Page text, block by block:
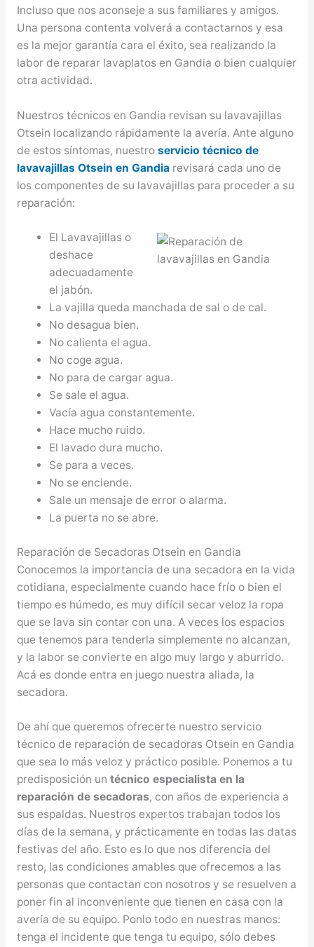
Incluso que nos aconseje a sus familiares y amigos.
Una persona contenta volverá a contactarnos y esa
es la mejor garantía cara el éxito, sea realizando la
labor de reparar lavaplatos en Gandia o bien cualquier
otra actividad.
Nuestros técnicos en Gandia revisan su lavavajillas
Otsein localizando rápidamente la avería. Ante alguno
de estos síntomas, nuestro servicio técnico de
lavavajillas Otsein en Gandia revisará cada uno de
los componentes de su lavavajillas para proceder a su
reparación:
El Lavavajillas o
deshace
adecuadamente
el jabón.
La vajilla queda manchada de sal o de cal.
No desagua bien.
No calienta el agua.
No coge agua.
No para de cargar agua.
Se sale el agua.
Vacía agua constantemente.
Hace mucho ruido.
El lavado dura mucho.
Se para a veces.
No se enciende.
Sale un mensaje de error o alarma.
La puerta no se abre.
Reparación de Secadoras Otsein en Gandia
Conocemos la importancia de una secadora en la vida
cotidiana, especialmente cuando hace frío o bien el
tiempo es húmedo, es muy difícil secar veloz la ropa
que se lava sin contar con una. A veces los espacios
que tenemos para tenderla simplemente no alcanzan,
y la labor se convierte en algo muy largo y aburrido.
Acá es donde entra en juego nuestra aliada, la
secadora.
De ahí que queremos ofrecerte nuestro servicio
técnico de reparación de secadoras Otsein en Gandia
que sea lo más veloz y práctico posible. Ponemos a tu
predisposición un técnico especialista en la
reparación de secadoras, con años de experiencia a
sus espaldas. Nuestros expertos trabajan todos los
días de la semana, y prácticamente en todas las datas
festivas del año. Esto es lo que nos diferencia del
resto, las condiciones amables que ofrecemos a las
personas que contactan con nosotros y se resuelven a
poner fin al inconveniente que tienen en casa con la
avería de su equipo. Ponlo todo en nuestras manos:
tenga el incidente que tenga tu equipo, sólo debes